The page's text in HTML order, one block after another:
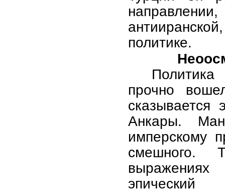
политике.
прочно
сказывается
Анкары.
имперскому
смешного.